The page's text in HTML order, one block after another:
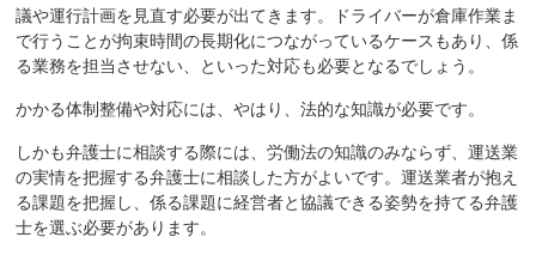
議や運行計画を見直す必要が出てきます。ドライバーが倉庫作業ま
で行うことが拘束時間の長期化につながっているケースもあり、係
る業務を担当させない、といった対応も必要となるでしょう。
かかる体制整備や対応には、やはり、法的な知識が必要です。
しかも弁護士に相談する際には、労働法の知識のみならず、運送業
の実情を把握する弁護士に相談した方がよいです。運送業者が抱え
る課題を把握し、係る課題に経営者と協議できる姿勢を持てる弁護
士を選ぶ必要があります。